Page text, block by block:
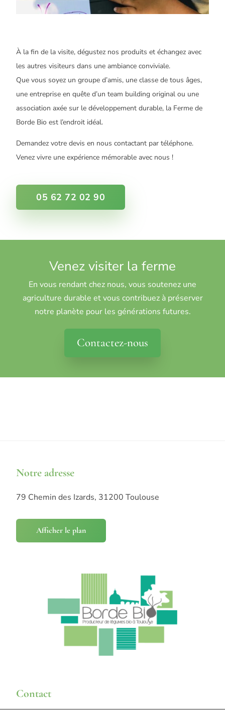
À la fin de la visite, dégustez nos produits et échangez avec
les autres visiteurs dans une ambiance conviviale.
Que vous soyez un groupe d’amis, une classe de tous âges,
une entreprise en quête d’un team building original ou une
association axée sur le développement durable, la Ferme de
Borde Bio est l’endroit idéal.
Demandez votre devis en nous contactant par téléphone.
Venez vivre une expérience mémorable avec nous !
05 62 72 02 90
Venez visiter la ferme
En vous rendant chez nous, vous soutenez une
agriculture durable et vous contribuez à préserver
notre planète pour les générations futures.
Contactez-nous
Notre adresse
79 Chemin des Izards, 31200 Toulouse
Afficher le plan
Contact